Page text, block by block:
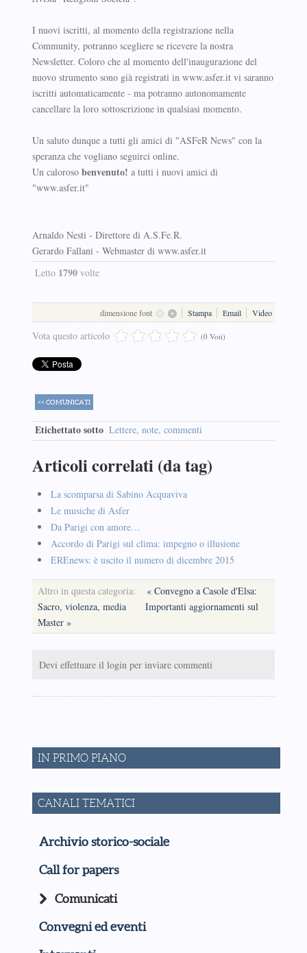
I nuovi iscritti, al momento della registrazione nella
Community, potranno scegliere se ricevere la nostra
Newsletter. Coloro che al momento dell'inaugurazione del
nuovo strumento sono già registrati in www.asfer.it vi saranno
iscritti automaticamente - ma potranno autonomamente
cancellare la loro sottoscrizione in qualsiasi momento.
Un saluto dunque a tutti gli amici di "ASFeR News" con la
speranza che vogliano seguirci online.
Un caloroso benvenuto! a tutti i nuovi amici di
"www.asfer.it"
Arnaldo Nesti - Direttore di A.S.Fe.R.
Gerardo Fallani - Webmaster di www.asfer.it
Letto 1790volte
dimensione font Stampa Email Video
Vota questo articolo (0 Voti)
<< COMUNICATI
Etichettato sotto Lettere, note, commenti
Articoli correlati (da tag)
La scomparsa di Sabino Acquaviva
Le musiche di Asfer
Da Parigi con amore…
Accordo di Parigi sul clima: impegno o illusione
EREnews: è uscito il numero di dicembre 2015
Altro in questa categoria:
« Convegno a Casole d'Elsa:
Sacro, violenza, media
Importanti aggiornamenti sul
Master »
Devi effettuare il login per inviare commenti
IN PRIMO PIANO
CANALI TEMATICI
Archivio storico-sociale
Call for papers
Comunicati
Convegni ed eventi